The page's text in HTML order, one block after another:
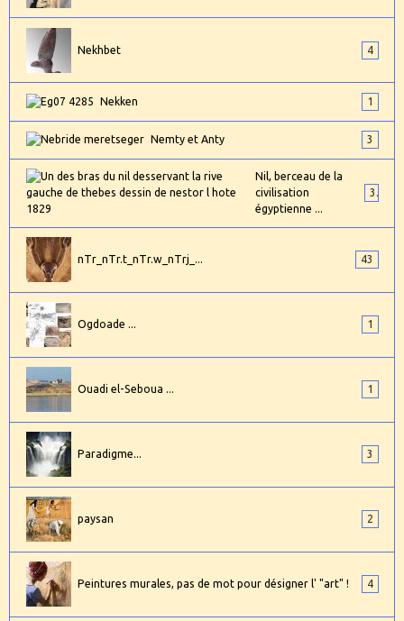
Nekhbet 4
Nekken 1
Nemty et Anty 3
Nil, berceau de la
civilisation
égyptienne ...
3
nTr_nTr.t_nTr.w_nTrj_... 43
Ogdoade ... 1
Ouadi el-Seboua ... 1
Paradigme... 3
paysan 2
Peintures murales, pas de mot pour désigner l' "art" ! 4